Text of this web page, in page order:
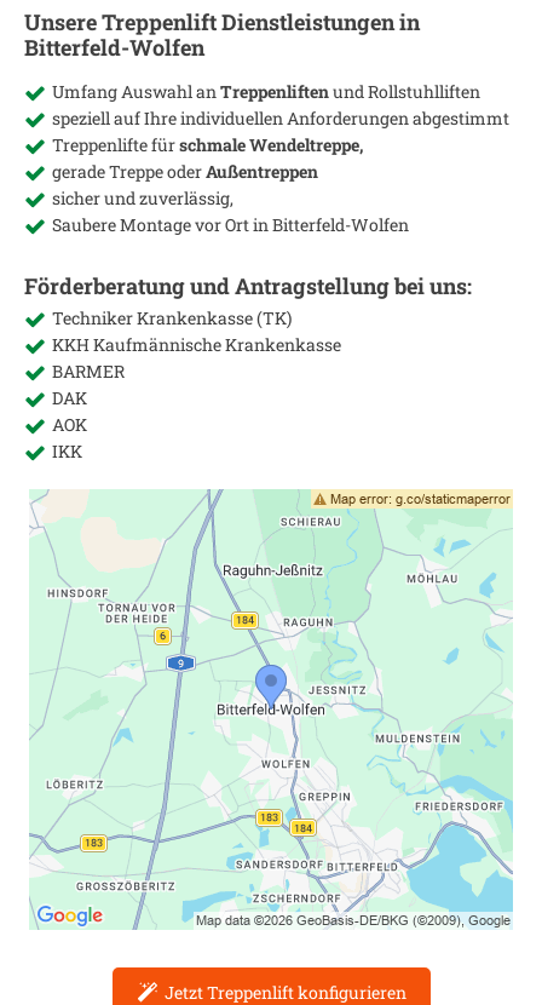
Unsere Treppenlift Dienstleistungen in
Bitterfeld-Wolfen
Umfang Auswahl anTreppenliftenund Rollstuhlliften
speziell auf Ihre individuellen Anforderungen abgestimmt
Treppenlifte fürschmale Wendeltreppe,
gerade Treppe oderAußentreppen
sicher und zuverlässig,
Saubere Montage vor Ort inBitterfeld-Wolfen
Förderberatung und Antragstellung bei uns:
Techniker Krankenkasse (TK)
KKH Kaufmännische Krankenkasse
BARMER
DAK
AOK
IKK
Jetzt Treppenlift konfigurieren